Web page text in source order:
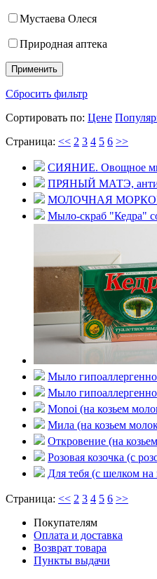
Мустаева Олеся
Природная аптека
Сбросить фильтр
Сортировать по: Цене
Страница: << 2 3 4 5 6 >>
СИЯНИЕ. Овощное
ПРЯНЫЙ МАТЭ,
МОЛОЧНАЯ МОРКОВЬ
Мыло-скраб "Кедра"
Мыло
Мыло
Monoi (на козьем
Мила (на козьем
Откровение (на
Розовая козочка (с
Для тебя (с шелком на
Страница: << 2 3 4 5 6 >>
Покупателям
Оплата и доставка
Возврат товара
Пункты выдачи